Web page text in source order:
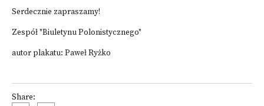
Serdecznie zapraszamy!
Zespół "Biuletynu Polonistycznego"
autor plakatu: Paweł Ryżko
Share: